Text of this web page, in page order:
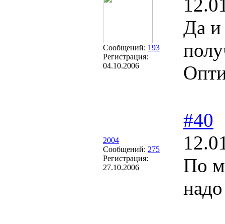
Сообщений: 193
Регистрация:
04.10.2006
Да и
2004
Сообщений: 275
Регистрация:
27.10.2006
#40
По